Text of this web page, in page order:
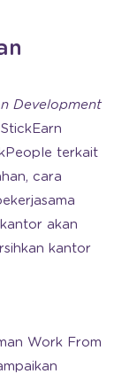
Development
StickEarn
terkait
cara
akan
kantor
Work From